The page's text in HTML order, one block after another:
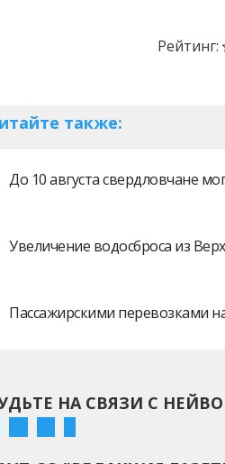
Рейтинг:
также:
До 10 августа свердловчане
Увеличение водосброса из
Пассажирскими перевозками
НА СВЯЗИ С